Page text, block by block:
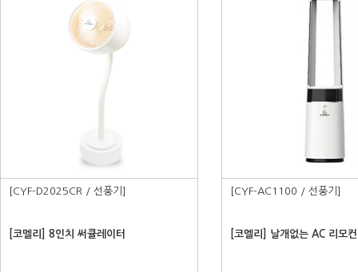
[CYF-D2025CR / 선풍기]
[코멜리] 8인치 써큘레이터
[CYF-AC1100 / 선풍기]
[코멜리] 날개없는 AC 리모